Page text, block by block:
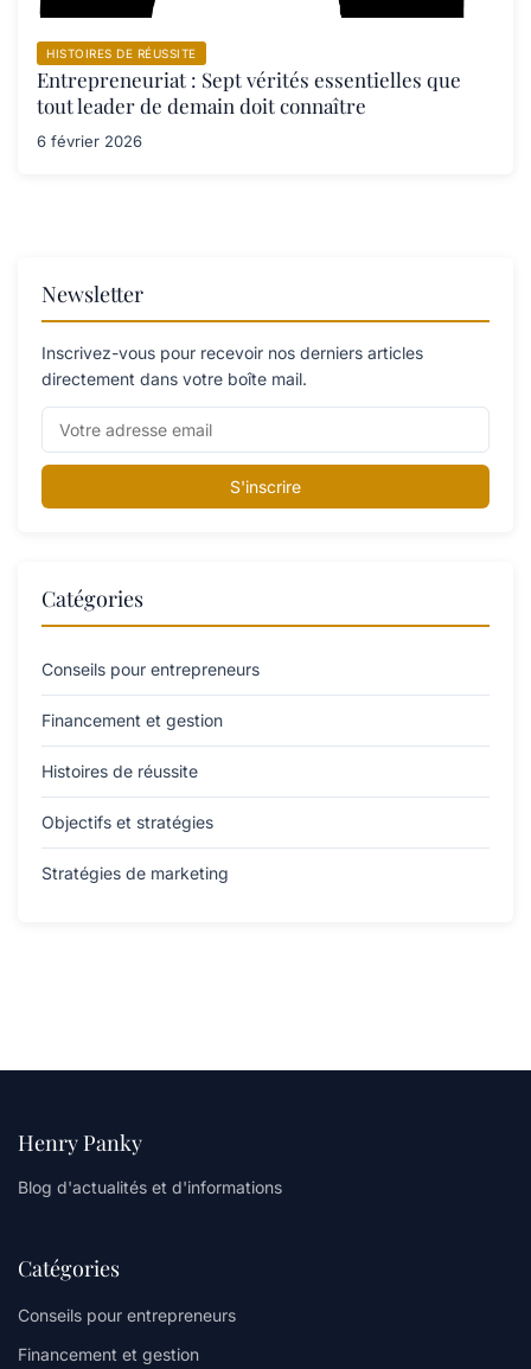
HISTOIRES DE RÉUSSITE
Entrepreneuriat : Sept vérités essentielles que
tout leader de demain doit connaître
6 février 2026
Newsletter
Inscrivez-vous pour recevoir nos derniers articles
directement dans votre boîte mail.
S'inscrire
Catégories
Conseils pour entrepreneurs
Financement et gestion
Histoires de réussite
Objectifs et stratégies
Stratégies de marketing
Henry Panky
Blog d'actualités et d'informations
Catégories
Conseils pour entrepreneurs
Financement et gestion